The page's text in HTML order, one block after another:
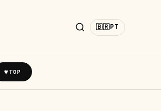
🇧🇷PT
♥TOP